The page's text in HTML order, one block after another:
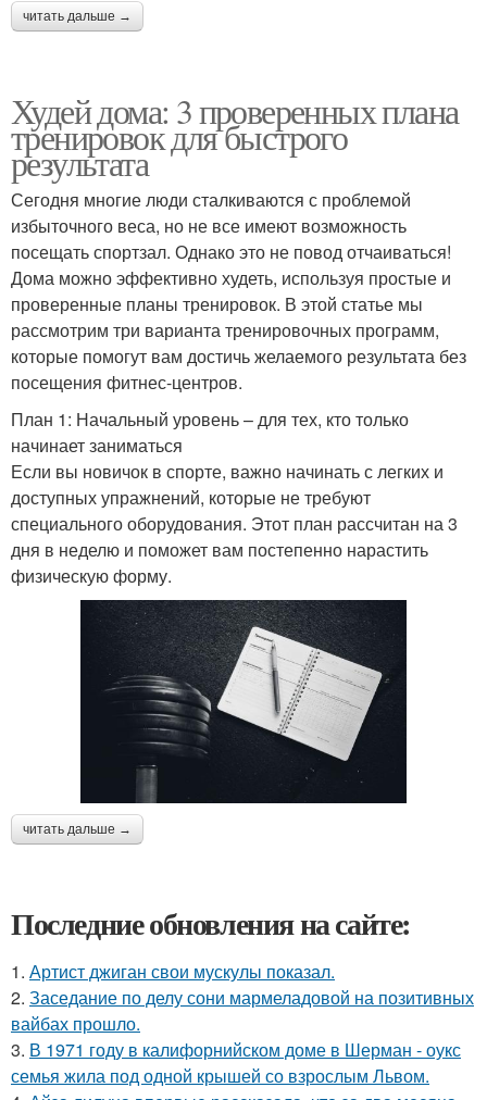
читать дальше →
Худей дома: 3 проверенных плана
тренировок для быстрого
результата
Сегодня многие люди сталкиваются с проблемой
избыточного веса, но не все имеют возможность
посещать спортзал. Однако это не повод отчаиваться!
Дома можно эффективно худеть, используя простые и
проверенные планы тренировок. В этой статье мы
рассмотрим три варианта тренировочных программ,
которые помогут вам достичь желаемого результата без
посещения фитнес-центров.
План 1: Начальный уровень – для тех, кто только
начинает заниматься
Если вы новичок в спорте, важно начинать с легких и
доступных упражнений, которые не требуют
специального оборудования. Этот план рассчитан на 3
дня в неделю и поможет вам постепенно нарастить
физическую форму.
читать дальше →
Последние обновления на сайте:
1. Артист джиган свои мускулы показал.
2. Заседание по делу сони мармеладовой на позитивных
вайбах прошло.
3. В 1971 году в калифорнийском доме в Шерман - оукс
семья жила под одной крышей со взрослым Львом.